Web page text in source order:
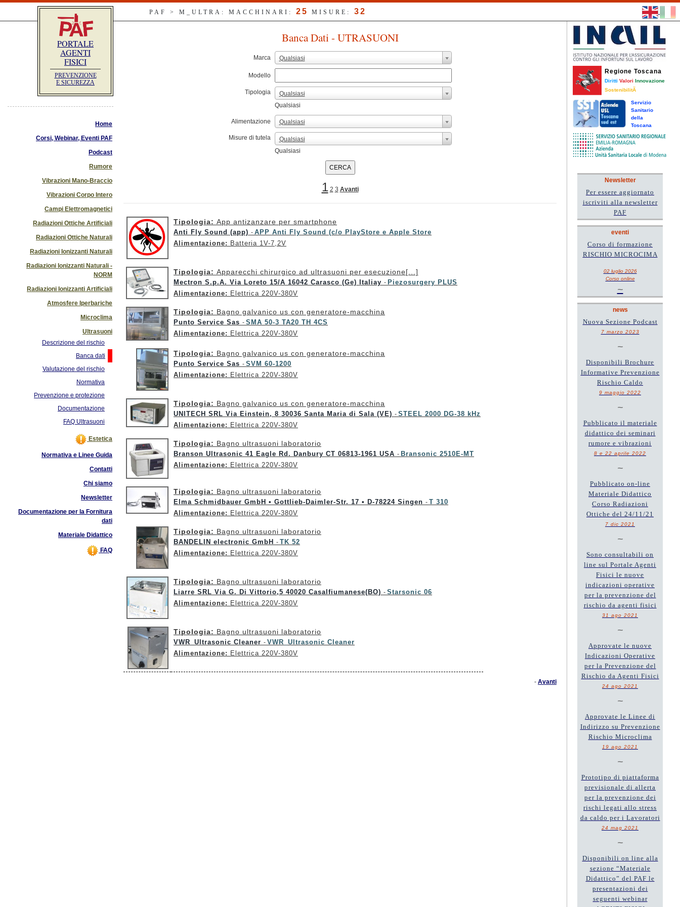
PAF > M_ULTRA: MACCHINARI: 25 MISURE: 32
PORTALE
AGENTI
FISICI
PREVENZIONE
E SICUREZZA
Home
Corsi, Webinar, Eventi PAF
Podcast
Rumore
Vibrazioni Mano-Braccio
Vibrazioni Corpo Intero
Campi Elettromagnetici
Radiazioni Ottiche Artificiali
Radiazioni Ottiche Naturali
Radiazioni Ionizzanti Naturali
Radiazioni Ionizzanti Naturali -
NORM
Radiazioni Ionizzanti Artificiali
Atmosfere Iperbariche
Microclima
Ultrasuoni
Descrizione del rischio
Banca dati
Valutazione del rischio
Normativa
Prevenzione e protezione
Documentazione
FAQ Ultrasuoni
Estetica
Normativa e Linee Guida
Contatti
Chi siamo
Newsletter
Documentazione per la Fornitura
dati
Materiale Didattico
FAQ
Banca Dati - UTRASUONI
Marca Qualsiasi
Modello
Tipologia
Qualsiasi
Qualsiasi
Alimentazione Qualsiasi
Misure di tutela
Qualsiasi
Qualsiasi
1 2 3 Avanti
Tipologia: App antizanzare per smartphone
Anti Fly Sound (app) - APP Anti Fly Sound (c/o PlayStore e Apple Store
Alimentazione: Batteria 1V-7,2V
Tipologia: Apparecchi chirurgico ad ultrasuoni per esecuzione[...]
Mectron S.p.A. Via Loreto 15/A 16042 Carasco (Ge) Italiay - Piezosurgery PLUS
Alimentazione: Elettrica 220V-380V
Tipologia: Bagno galvanico us con generatore-macchina
Punto Service Sas - SMA 50-3 TA20 TH 4CS
Alimentazione: Elettrica 220V-380V
Tipologia: Bagno galvanico us con generatore-macchina
Punto Service Sas - SVM 60-1200
Alimentazione: Elettrica 220V-380V
Tipologia: Bagno galvanico us con generatore-macchina
UNITECH SRL Via Einstein, 8 30036 Santa Maria di Sala (VE) - STEEL 2000 DG-38 kHz
Alimentazione: Elettrica 220V-380V
Tipologia: Bagno ultrasuoni laboratorio
Branson Ultrasonic 41 Eagle Rd. Danbury CT 06813-1961 USA - Bransonic 2510E-MT
Alimentazione: Elettrica 220V-380V
Tipologia: Bagno ultrasuoni laboratorio
Elma Schmidbauer GmbH • Gottlieb-Daimler-Str. 17 • D-78224 Singen - T 310
Alimentazione: Elettrica 220V-380V
Tipologia: Bagno ultrasuoni laboratorio
BANDELIN electronic GmbH - TK 52
Alimentazione: Elettrica 220V-380V
Tipologia: Bagno ultrasuoni laboratorio
Liarre SRL Via G. Di Vittorio,5 40020 Casalfiumanese(BO) - Starsonic 06
Alimentazione: Elettrica 220V-380V
Tipologia: Bagno ultrasuoni laboratorio
VWR_Ultrasonic Cleaner - VWR_Ultrasonic Cleaner
Alimentazione: Elettrica 220V-380V
- Avanti
Regione Toscana
Diritti Valori Innovazione
SostenibilitÃ
Servizio
Sanitario
della
Toscana
Newsletter
Per essere aggiornato
iscriviti alla newsletter
PAF
eventi
Corso di formazione
RISCHIO MICROCIMA
02 luglio 2026
Corso online
~
news
Nuova Sezione Podcast
7 marzo 2023
~
Disponibili Brochure
Informative Prevenzione
Rischio Caldo
9 maggio 2022
~
Pubblicato il materiale
didattico dei seminari
rumore e vibrazioni
8 e 22 aprile 2022
~
Pubblicato on-line
Materiale Didattico
Corso Radiazioni
Ottiche del 24/11/21
7 dic 2021
~
Sono consultabili on
line sul Portale Agenti
Fisici le nuove
indicazioni operative
per la prevenzione del
rischio da agenti fisici
31 ago 2021
~
Approvate le nuove
Indicazioni Operative
per la Prevenzione del
Rischio da Agenti Fisici
24 ago 2021
~
Approvate le Linee di
Indirizzo su Prevenzione
Rischio Microclima
19 ago 2021
~
Prototipo di piattaforma
previsionale di allerta
per la prevenzione dei
rischi legati allo stress
da caldo per i Lavoratori
24 mag 2021
~
Disponibili on line alla
sezione “Materiale
Didattico” del PAF le
presentazioni dei
seguenti webinar